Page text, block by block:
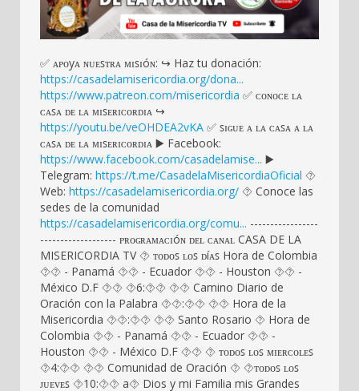
✅ ᴀᴩᴏyᴀ ɴᴜᴇꜱᴛʀᴀ ᴍɪꜱɪóɴ: ↪️ Haz tu donación:
https://casadelamisericordia.org/dona...
https://www.patreon.com/misericordia ✅ ᴄᴏɴᴏᴄᴇ ʟᴀ
ᴄᴀꜱᴀ ᴅᴇ ʟᴀ ᴍɪꜱᴇʀɪᴄᴏʀᴅɪᴀ ↪️
https://youtu.be/veOHDEA2vKA ✅ ꜱɪɢᴜᴇ ᴀ ʟᴀ ᴄᴀꜱᴀ ᴀ ʟᴀ
ᴄᴀꜱᴀ ᴅᴇ ʟᴀ ᴍɪꜱᴇʀɪᴄᴏʀᴅɪᴀ ▶️ Facebook:
https://www.facebook.com/casadelamise... ▶️
Telegram: https://t.me/CasadelaMisericordiaOficial ⯑️
Web: https://casadelamisericordia.org/ ⯑ Conoce las
sedes de la comunidad
https://casadelamisericordia.org/comu... -----------------
------------------- ᴩʀᴏɢʀᴀᴍᴀᴄɪóɴ ᴅᴇʟ ᴄᴀɴᴀʟ CASA DE LA
MISERICORDIA TV ⯑ ᴛᴏᴅᴏꜱ ʟᴏꜱ ᴅíᴀꜱ Hora de Colombia
⯑⯑ - Panamá ⯑⯑ - Ecuador ⯑⯑ - Houston ⯑⯑ -
México D.F ⯑⯑ ⯑6:⯑⯑ ⯑⯑ Camino Diario de
Oración con la Palabra ⯑⯑:⯑⯑ ⯑⯑ Hora de la
Misericordia ⯑⯑:⯑⯑ ⯑⯑ Santo Rosario ⯑ Hora de
Colombia ⯑⯑ - Panamá ⯑⯑ - Ecuador ⯑⯑ -
Houston ⯑⯑ - México D.F ⯑⯑ ⯑ ᴛᴏᴅᴏꜱ ʟᴏꜱ ᴍɪᴇʀᴄᴏʟᴇꜱ
⯑4:⯑⯑ ⯑⯑ Comunidad de Oración ⯑ ⯑ᴛᴏᴅᴏꜱ ʟᴏꜱ
ᴊᴜᴇᴠᴇꜱ ⯑10:⯑⯑ a⯑ Dios y mi Familia mis Grandes